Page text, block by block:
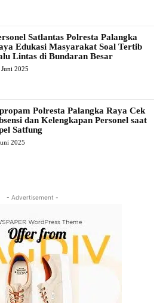
Satlantas Polresta Palangka
Edukasi Masyarakat Soal Tertib
Lintas di Bundaran Besar
Juni 2025
Polresta Palangka Raya Cek
dan Kelengkapan Personel saat
Satfung
2025
- Advertisement -